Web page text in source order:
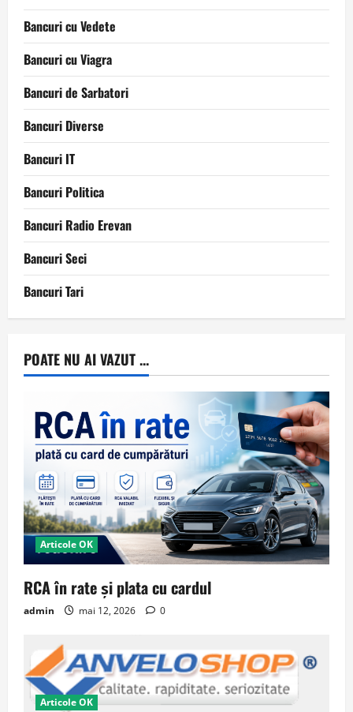
Bancuri cu Vedete
Bancuri cu Viagra
Bancuri de Sarbatori
Bancuri Diverse
Bancuri IT
Bancuri Politica
Bancuri Radio Erevan
Bancuri Seci
Bancuri Tari
POATE NU AI VAZUT ...
Articole OK
RCA în rate și plata cu cardul
admin mai 12, 2026 0
Articole OK